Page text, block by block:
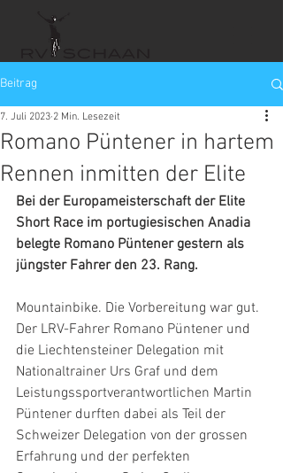
Beitrag
Romano Püntener in hartem
Rennen inmitten der Elite
7. Juli 2023 2 Min. Lesezeit
Bei der Europameisterschaft der Elite
Short Race im portugiesischen Anadia
belegte Romano Püntener gestern als
jüngster Fahrer den 23. Rang.
Mountainbike. Die Vorbereitung war gut.
Der LRV-Fahrer Romano Püntener und
die Liechtensteiner Delegation mit
Nationaltrainer Urs Graf und dem
Leistungssportverantwortlichen Martin
Püntener durften dabei als Teil der
Schweizer Delegation von der grossen
Erfahrung und der perfekten